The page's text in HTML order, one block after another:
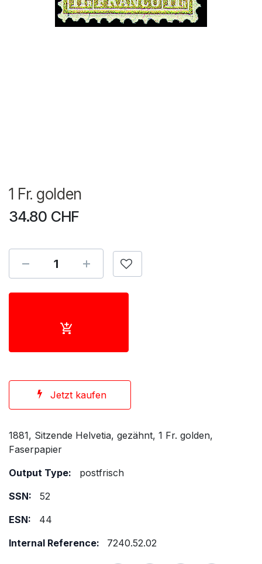
1 Fr. golden
34.80 CHF
Jetzt kaufen
1881, Sitzende Helvetia, gezähnt, 1 Fr. golden,
Faserpapier
Output Type:
postfrisch
SSN:
52
ESN:
44
Internal Reference:
7240.52.02